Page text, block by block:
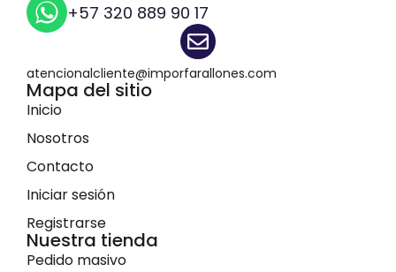
+57 320 889 90 17
atencionalcliente@imporfarallones.com
Mapa del sitio
Inicio
Nosotros
Contacto
Iniciar sesión
Registrarse
Nuestra tienda
Pedido masivo